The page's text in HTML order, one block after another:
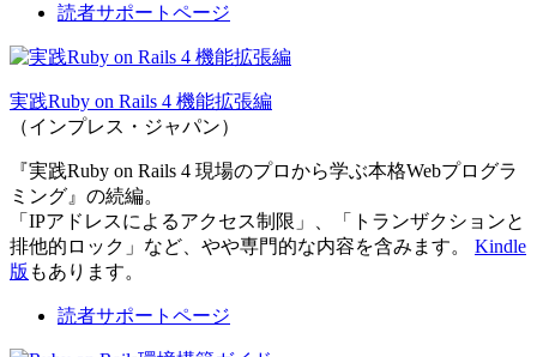
読者サポートページ
実践Ruby on Rails 4 機能拡張編
（インプレス・ジャパン）
『実践Ruby on Rails 4 現場のプロから学ぶ本格Webプログラ
ミング』の続編。
「IPアドレスによるアクセス制限」、「トランザクションと
排他的ロック」など、やや専門的な内容を含みます。 Kindle
版 もあります。
読者サポートページ